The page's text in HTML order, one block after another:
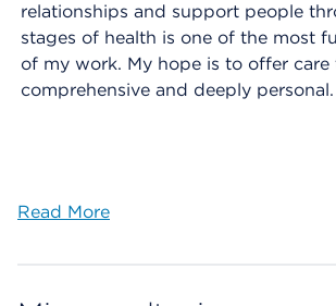
relationships and support people
stages of health is one of the most
of my work. My hope is to offer
comprehensive and deeply personal.
Read More